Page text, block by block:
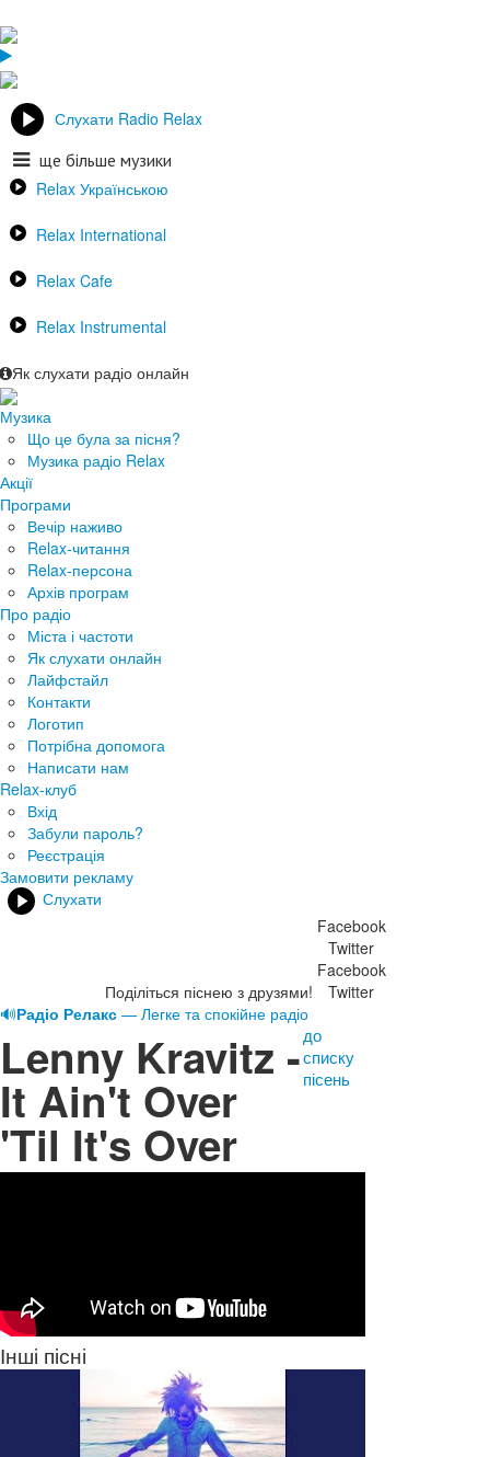
Слухати Radio Relax
ще більше музики
Relax Українською
Relax International
Relax Cafe
Relax Instrumental
Як слухати радіо онлайн
Музика
Що це була за пісня?
Музика радіо Relax
Акції
Програми
Вечір наживо
Relax-читання
Relax-персона
Архів програм
Про радіо
Міста і частоти
Як слухати онлайн
Лайфстайл
Контакти
Логотип
Потрібна допомога
Написати нам
Relax-клуб
Вхід
Забули пароль?
Реєстрація
Замовити рекламу
Слухати
Поділіться піснею з друзями!
Facebook
Twitter
Facebook
Twitter
🔊Радіо Релакс — Легке та спокійне радіо
Lenny Kravitz -
It Ain't Over
'Til It's Over
до
списку
пісень
Інші пісні